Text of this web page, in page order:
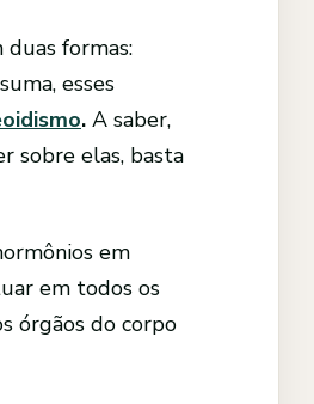
formas:
esses
. A saber,
sobre elas, basta
em
em todos os
órgãos do corpo